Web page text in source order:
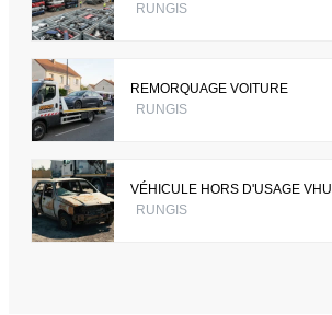
RUNGIS
REMORQUAGE VOITURE
RUNGIS
VÉHICULE HORS D'USAGE VHU
RUNGIS